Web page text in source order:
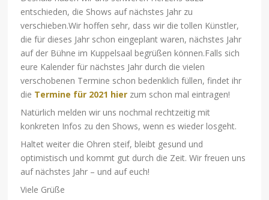
entschieden, die Shows auf nächstes Jahr zu
verschieben.Wir hoffen sehr, dass wir die tollen Künstler,
die für dieses Jahr schon eingeplant waren, nächstes Jahr
auf der Bühne im Kuppelsaal begrüßen können.Falls sich
eure Kalender für nächstes Jahr durch die vielen
verschobenen Termine schon bedenklich füllen, findet ihr
die Termine für 2021 hier zum schon mal eintragen!
Natürlich melden wir uns nochmal rechtzeitig mit
konkreten Infos zu den Shows, wenn es wieder losgeht.
Haltet weiter die Ohren steif, bleibt gesund und
optimistisch und kommt gut durch die Zeit. Wir freuen uns
auf nächstes Jahr – und auf euch!
Viele Grüße